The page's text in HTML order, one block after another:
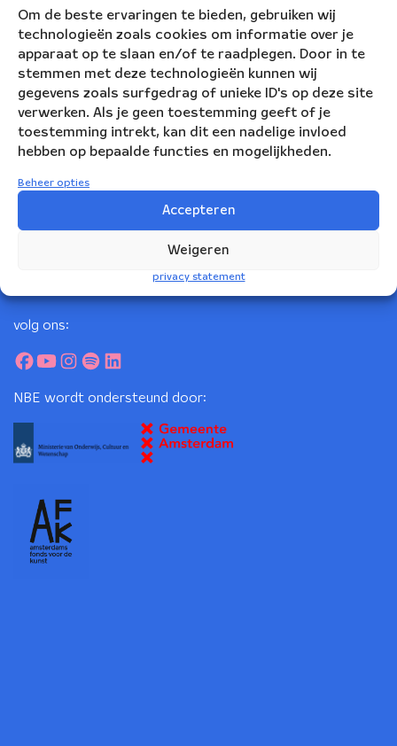
Om de beste ervaringen te bieden, gebruiken wij
technologieën zoals cookies om informatie over je
apparaat op te slaan en/of te raadplegen. Door in te
stemmen met deze technologieën kunnen wij
gegevens zoals surfgedrag of unieke ID's op deze site
verwerken. Als je geen toestemming geeft of je
toestemming intrekt, kan dit een nadelige invloed
hebben op bepaalde functies en mogelijkheden.
Beheer opties
Accepteren
Weigeren
privacy statement
Nederlands Blazers Ensemble
Korte Leidsedwarsstraat 12
volg ons:
NBE wordt ondersteund door: